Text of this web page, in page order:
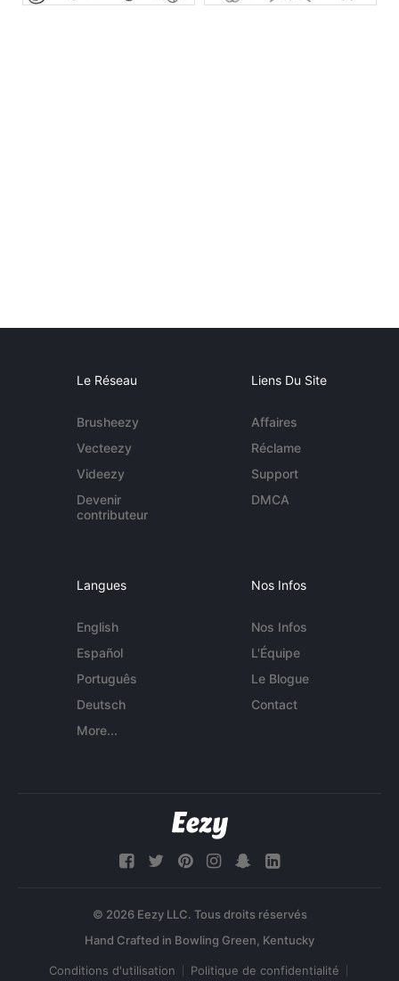
Le Réseau
Brusheezy
Vecteezy
Videezy
Devenir
contributeur
Liens Du Site
Affaires
Réclame
Support
DMCA
Langues
English
Español
Português
Deutsch
More...
Nos Infos
Nos Infos
L'Équipe
Le Blogue
Contact
© 2026 Eezy LLC. Tous droits réservés
Conditions d'utilisation Politique de confidentialité